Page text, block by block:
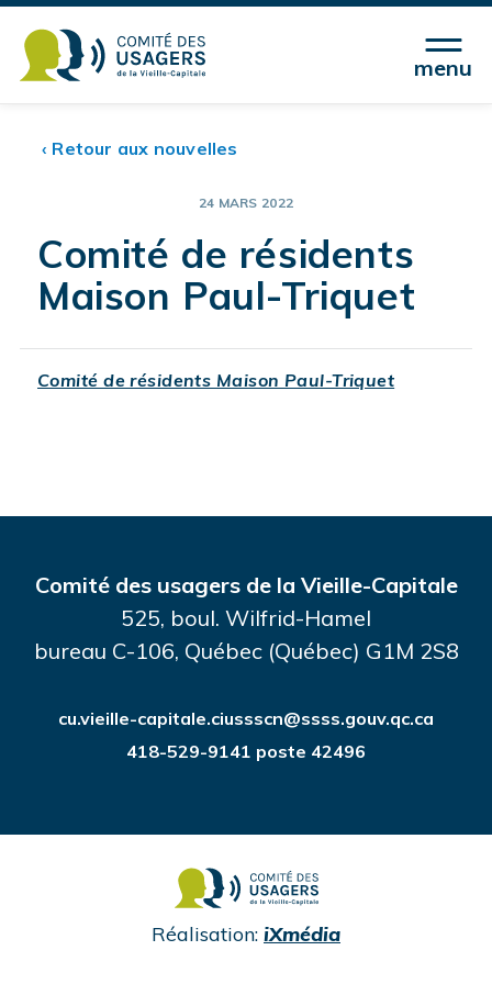
menu
‹ Retour aux nouvelles
24 MARS 2022
Comité de résidents
Maison Paul-Triquet
Comité de résidents Maison Paul-Triquet
Comité des usagers de la Vieille-Capitale
525, boul. Wilfrid-Hamel
bureau C-106, Québec (Québec) G1M 2S8
cu.vieille-capitale.ciussscn@ssss.gouv.qc.ca
418-529-9141 poste 42496
Réalisation: iXmédiaundefined